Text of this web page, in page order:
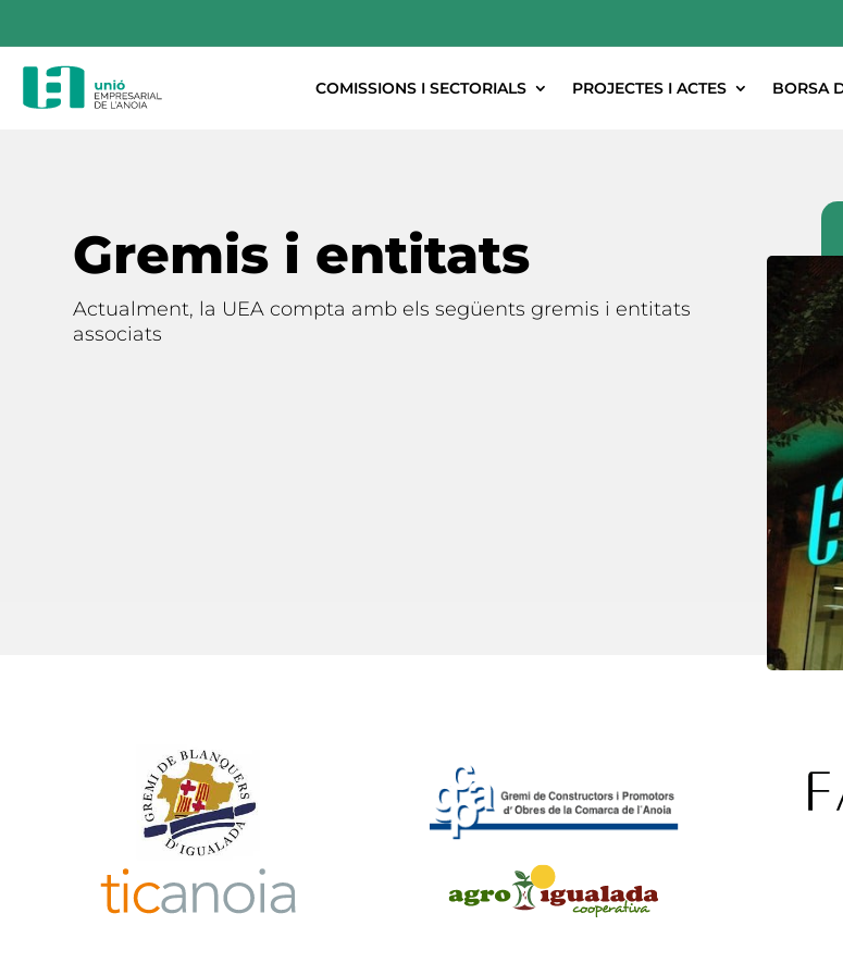
COMISSIONS I SECTORIALS PROJECTES I ACTES BORSA
Gremis i entitats
Actualment, la UEA compta amb els següents gremis i entitats
associats